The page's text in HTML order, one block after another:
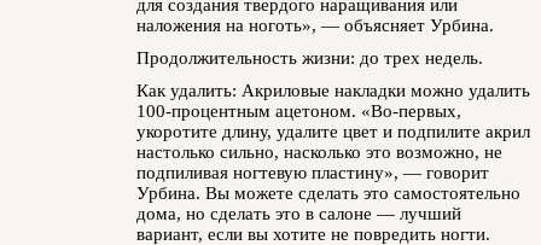
для создания твердого наращивания или
наложения на ноготь», — объясняет Урбина.
Продолжительность жизни: до трех недель.
Как удалить: Акриловые накладки можно удалить
100-процентным ацетоном. «Во-первых,
укоротите длину, удалите цвет и подпилите акрил
настолько сильно, насколько это возможно, не
подпиливая ногтевую пластину», — говорит
Урбина. Вы можете сделать это самостоятельно
дома, но сделать это в салоне — лучший
вариант, если вы хотите не повредить ногти.